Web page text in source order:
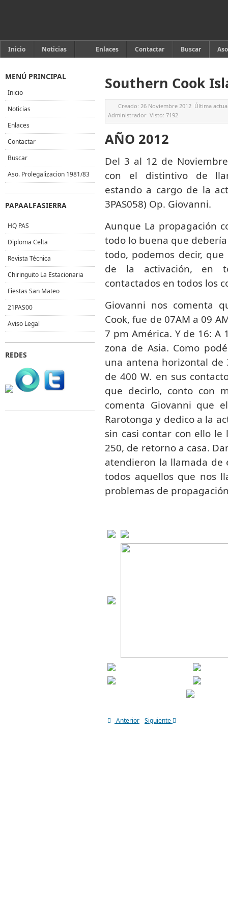
Inicio Noticias Enlaces Contactar Buscar
Southern Cook
Creado: 26 Noviembre 2012 Última
Administrador Visto: 7192
AÑO 2012
Del 3 al 12 de
con el distintivo de
estando a cargo de la
3PAS058) Op. Giovanni.
Aunque La propagación
todo lo buena que
todo, podemos decir,
de la activación, en
contactados en todos los
Giovanni nos comenta
Cook, fue de 07AM a 09
7 pm América. Y de 16: A
zona de Asia. Como
una antena horizontal de
de 400 W. en sus
que decirlo, conto con
comenta Giovanni que
Rarotonga y dedico a la
sin casi contar con ello
250, de retorno a casa.
atendieron la llamada de
todos aquellos que nos
problemas de
Anterior Siguiente
MENÚ PRINCIPAL
Inicio
Noticias
Enlaces
Contactar
Buscar
Aso. Prolegalizacion 1981/83
PAPAALFASIERRA
HQ PAS
Diploma Celta
Revista Técnica
Chiringuito La Estacionaria
Fiestas San Mateo
21PAS00
Aviso Legal
REDES